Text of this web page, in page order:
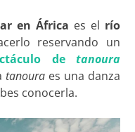
en África es el río
reservando un
detanoura
tanouraes una danza
conocerla.